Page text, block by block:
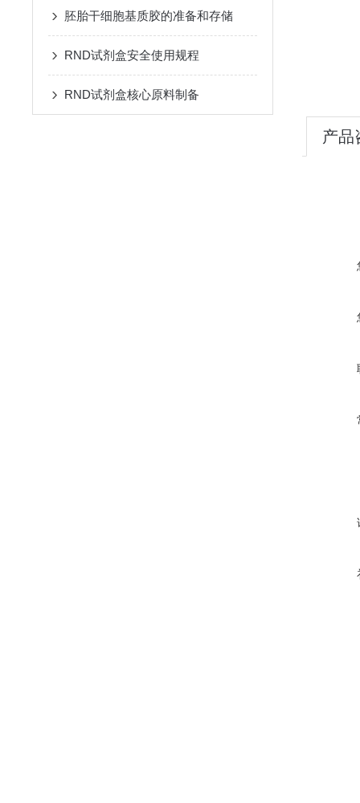
胚胎干细胞基质胶的准备和存储
RND试剂盒安全使用规程
RND试剂盒核心原料制备
产品